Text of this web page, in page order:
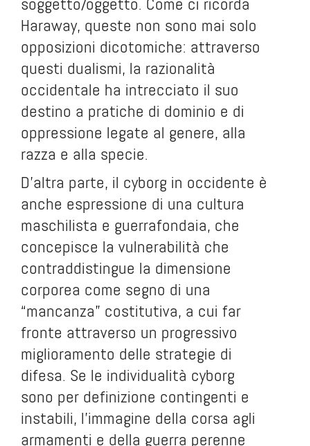
Haraway, queste non sono mai solo
opposizioni dicotomiche: attraverso
questi dualismi, la razionalità
occidentale ha intrecciato il suo
destino a pratiche di dominio e di
oppressione legate al genere, alla
razza e alla specie.
D’altra parte, il cyborg in occidente è
anche espressione di una cultura
maschilista e guerrafondaia, che
concepisce la vulnerabilità che
contraddistingue la dimensione
corporea come segno di una
“mancanza” costitutiva, a cui far
fronte attraverso un progressivo
miglioramento delle strategie di
difesa. Se le individualità cyborg
sono per definizione contingenti e
instabili, l’immagine della corsa agli
armamenti e della guerra perenne